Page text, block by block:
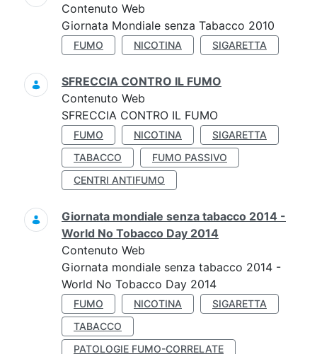
Contenuto Web
Giornata Mondiale senza Tabacco 2010
FUMO NICOTINA SIGARETTA
SFRECCIA CONTRO IL FUMO
Contenuto Web
SFRECCIA CONTRO IL FUMO
FUMO NICOTINA
SIGARETTA
TABACCO
FUMO PASSIVO
CENTRI ANTIFUMO
Giornata mondiale senza tabacco 2014 -
World No Tobacco Day 2014
Contenuto Web
Giornata mondiale senza tabacco 2014 -
World No Tobacco Day 2014
FUMO NICOTINA
SIGARETTA
TABACCO
PATOLOGIE FUMO-CORRELATE